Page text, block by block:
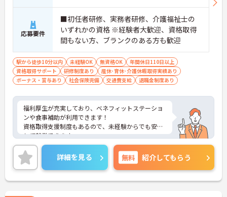
応募要件
■初任者研修、実務者研修、介護福祉士の
いずれかの資格 ※経験者大歓迎、資格取得
間もない方、ブランクのある方も歓迎
駅から徒歩10分以内 未経験OK 無資格OK
年間休日110日以上
資格取得サポート
研修制度あり
産休･育休･介護休暇取得実績あり
ボーナス・賞与あり
社会保険完備 交通費支給 退職金制度あり
福利厚生が充実しており、ベネフィットステーショ
ンや食事補助が利用できます！
資格取得支援制度もあるので、未経験からでも安心
して就業できます。
ご興味をお持ちの方には詳細の情報や面接のポイン
トをお伝えしますのでお気軽にお問い合わせくださ
いませ。
詳細を見る 無料 紹介してもらう